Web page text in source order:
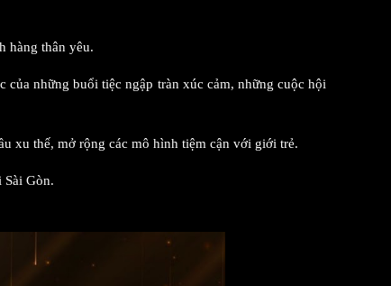
hàng thân yêu.
của những buổi tiệc ngập tràn xúc cảm, những cuộc hội
xu thế, mở rộng các mô hình tiệm cận với giới trẻ.
Gòn.